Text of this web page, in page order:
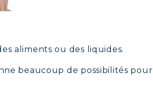
aliments ou des liquides.
beaucoup de possibilités pour